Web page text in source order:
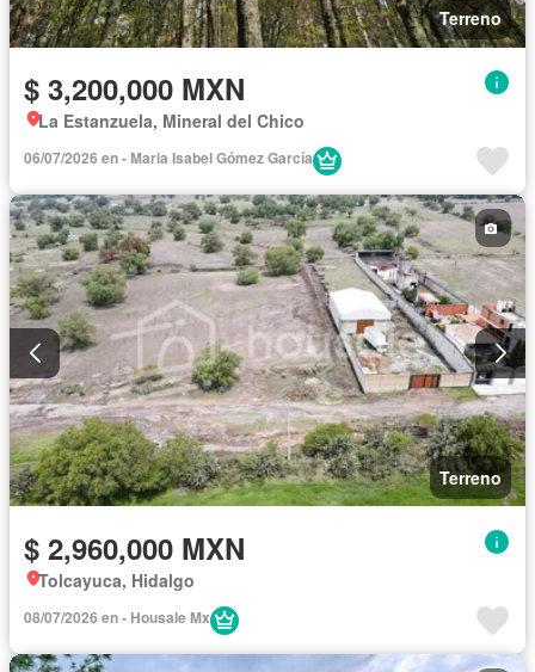
Terreno
$ 3,200,000 MXN
La Estanzuela, Mineral del Chico
06/07/2026 en - Maria Isabel Gómez García
Terreno
$ 2,960,000 MXN
Tolcayuca, Hidalgo
08/07/2026 en - Housale Mx